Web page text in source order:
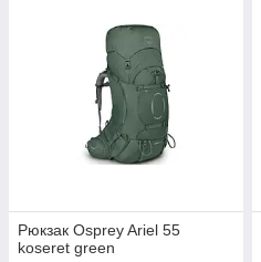
Рюкзак Osprey Ariel 55
koseret green